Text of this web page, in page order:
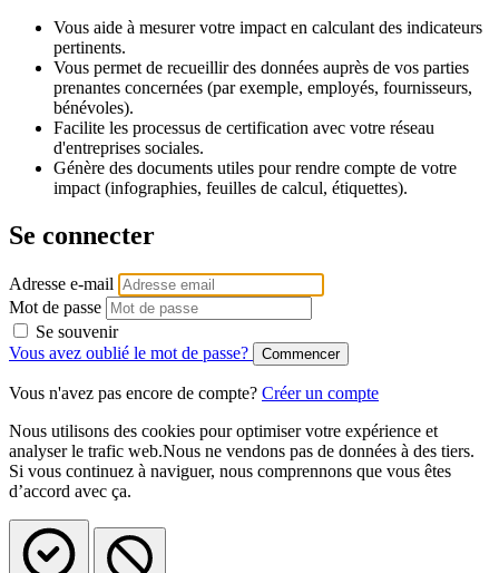
Vous aide à mesurer votre impact en calculant des indicateurs
pertinents.
Vous permet de recueillir des données auprès de vos parties
prenantes concernées (par exemple, employés, fournisseurs,
bénévoles).
Facilite les processus de certification avec votre réseau
d'entreprises sociales.
Génère des documents utiles pour rendre compte de votre
impact (infographies, feuilles de calcul, étiquettes).
Se connecter
Adresse e-mail
Mot de passe
Se souvenir
Vous avez oublié le mot de passe?
Vous n'avez pas encore de compte? Créer un compte
Nous utilisons des cookies pour optimiser votre expérience et
analyser le trafic web.Nous ne vendons pas de données à des tiers.
Si vous continuez à naviguer, nous comprennons que vous êtes
d’accord avec ça.